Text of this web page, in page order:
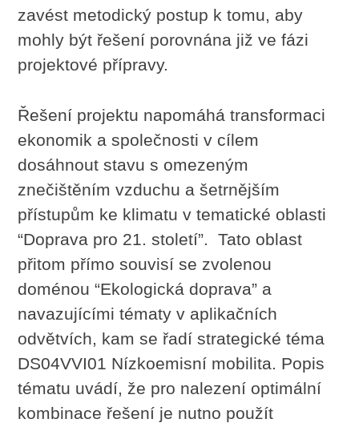
zavést metodický postup k tomu, aby
mohly být řešení porovnána již ve fázi
projektové přípravy.
Řešení projektu napomáhá transformaci
ekonomik a společnosti v cílem
dosáhnout stavu s omezeným
znečištěním vzduchu a šetrnějším
přístupům ke klimatu v tematické oblasti
“Doprava pro 21. století”. Tato oblast
přitom přímo souvisí se zvolenou
doménou “Ekologická doprava” a
navazujícími tématy v aplikačních
odvětvích, kam se řadí strategické téma
DS04VVI01 Nízkoemisní mobilita. Popis
tématu uvádí, že pro nalezení optimální
kombinace řešení je nutno použít